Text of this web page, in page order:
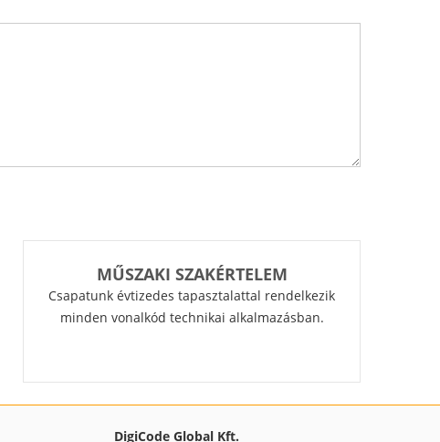
MŰSZAKI SZAKÉRTELEM
Csapatunk évtizedes tapasztalattal rendelkezik
minden vonalkód technikai alkalmazásban.
DigiCode Global Kft.